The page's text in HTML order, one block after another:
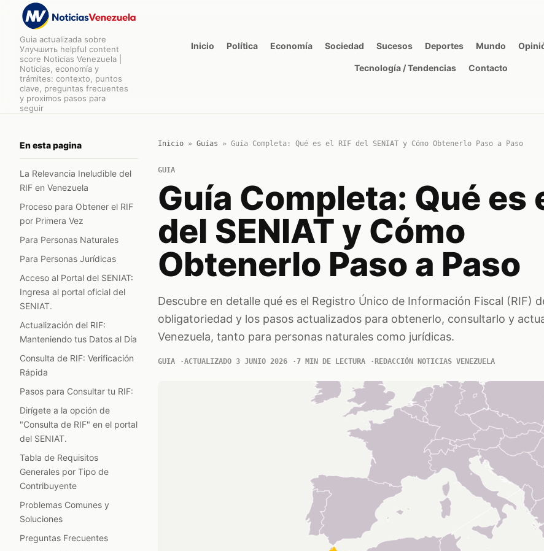
Guia actualizada sobre
Улучшить helpful content
score Noticias Venezuela |
Noticias, economía y
trámites: contexto, puntos
clave, preguntas frecuentes
y proximos pasos para
seguir
Inicio Política Economía Sociedad Sucesos Deportes Mundo
Tecnología / Tendencias Contacto
En esta pagina
La Relevancia Ineludible del
RIF en Venezuela
Proceso para Obtener el RIF
por Primera Vez
Para Personas Naturales
Para Personas Jurídicas
Acceso al Portal del SENIAT:
Ingresa al portal oficial del
SENIAT.
Actualización del RIF:
Manteniendo tus Datos al Día
Consulta de RIF: Verificación
Rápida
Pasos para Consultar tu RIF:
Dirígete a la opción de
"Consulta de RIF" en el portal
del SENIAT.
Tabla de Requisitos
Generales por Tipo de
Contribuyente
Problemas Comunes y
Soluciones
Preguntas Frecuentes
Inicio» Guías » Guía Completa: Qué es el RIF del SENIAT y Cómo Obtenerlo Paso a Paso
GUIA
Guía Completa: Qué es
del SENIAT y Cómo
Obtenerlo Paso a Paso
Descubre en detalle qué es el Registro Único de Información Fiscal (RIF)
obligatoriedad y los pasos actualizados para obtenerlo, consultarlo y
Venezuela, tanto para personas naturales como jurídicas.
GUIA ACTUALIZADO 3 JUNIO 2026 7 MIN DE LECTURA REDACCIÓN NOTICIAS VENEZUELA